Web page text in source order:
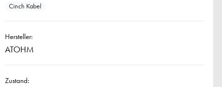
Cinch Kabel
Hersteller:
ATOHM
Zustand: